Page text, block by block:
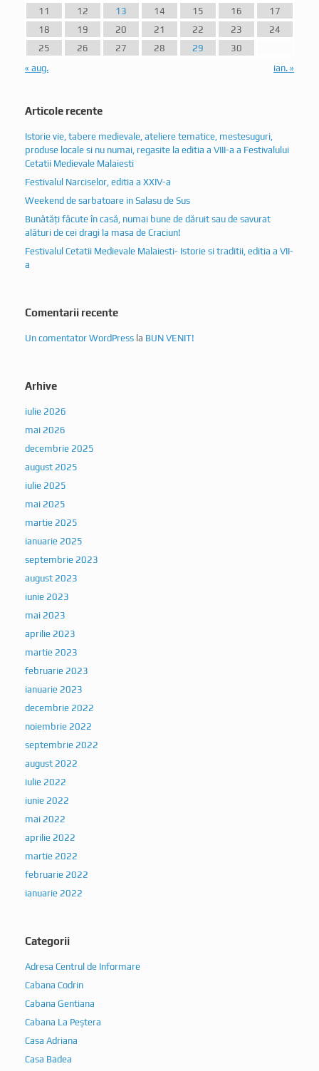
11
12 13 14 15 16
17
18
19 20 21 22 23
24
25
26 27 28 29
30
« aug.
ian. »
Articole recente
Istorie vie, tabere medievale, ateliere tematice, mestesuguri,
produse locale si nu numai, regasite la editia a VIII-a a Festivalului
Cetatii Medievale Malaiesti
Festivalul Narciselor, editia a XXIV-a
Weekend de sarbatoare in Salasu de Sus
Bunătăți făcute în casă, numai bune de dăruit sau de savurat
alături de cei dragi la masa de Craciun!
Festivalul Cetatii Medievale Malaiesti- Istorie si traditii, editia a VII-
a
Comentarii recente
Un comentator WordPress la BUN VENIT!
Arhive
iulie 2026
mai 2026
decembrie 2025
august 2025
iulie 2025
mai 2025
martie 2025
ianuarie 2025
septembrie 2023
august 2023
iunie 2023
mai 2023
aprilie 2023
martie 2023
februarie 2023
ianuarie 2023
decembrie 2022
noiembrie 2022
septembrie 2022
august 2022
iulie 2022
iunie 2022
mai 2022
aprilie 2022
martie 2022
februarie 2022
ianuarie 2022
Categorii
Adresa Centrul de Informare
Cabana Codrin
Cabana Gentiana
Cabana La Peștera
Casa Adriana
Casa Badea